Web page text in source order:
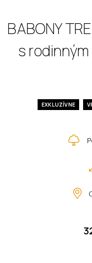
BABONY
s
EXKLUZÍVNE